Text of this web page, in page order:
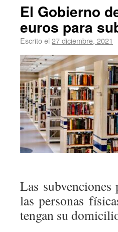
El Gobierno
euros para
Escrito el 27 diciembre, 2021
Las
las personas
tengan su